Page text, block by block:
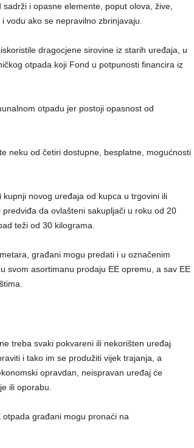
i opasne elemente, poput olova, žive,
vodu ako se nepravilno zbrinjavaju.
dragocjene sirovine iz starih uređaja, u
otpada koji Fond u potpunosti financira iz
otpadu jer postoji opasnost od
neku od četiri dostupne, besplatne, mogućnosti
novog uređaja od kupca u trgovini ili
da ovlašteni sakupljači u roku od 20
teži od 30 kilograma.
građani mogu predati i u označenim
svom asortimanu prodaju EE opremu, a sav EE
treba svaki pokvareni ili nekorišten uređaj
i tako im se produžiti vijek trajanja, a
opravdan, neispravan uređaj će
ili oporabu.
građani mogu pronaći na